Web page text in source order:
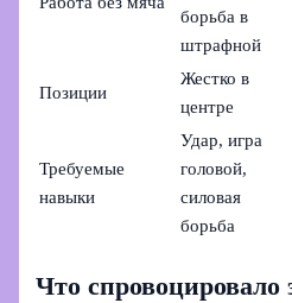
борьба в
штрафной
Позиции
Жестко в
центре
Требуемые
навыки
Удар, игра
головой,
силовая
борьба
Что